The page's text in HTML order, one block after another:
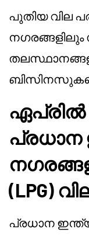
പുതിയ വില
ഏപ്രിൽ
(LPG)
പ്രധാന